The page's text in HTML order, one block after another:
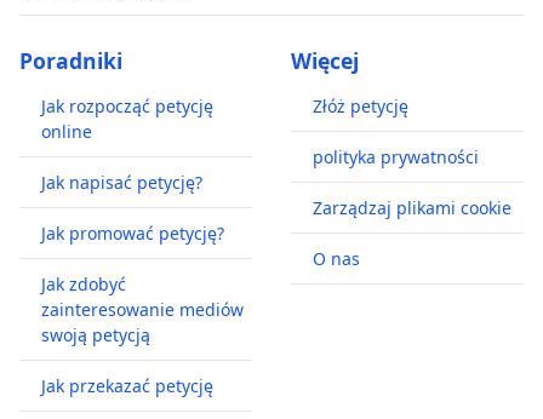
Poradniki
Jak rozpocząć petycję
online
Jak napisać petycję?
Jak promować petycję?
Jak zdobyć
zainteresowanie mediów
swoją petycją
Jak przekazać petycję
Więcej
Złóż petycję
polityka prywatności
Zarządzaj plikami cookie
O nas